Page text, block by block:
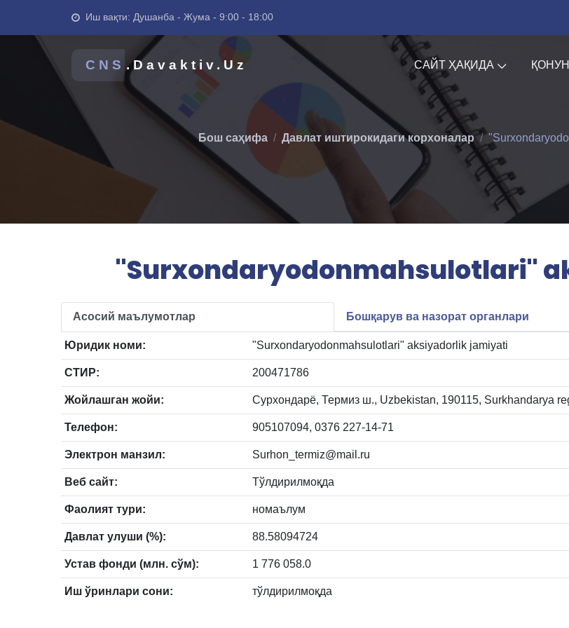
Иш вақти: Душанба - Жума - 9:00 - 18:00
CNS .Davaktiv.Uz САЙТ ҲАҚИДА
Бош саҳифа Давлат иштирокидаги корхоналар
"Surxondaryodonmahsulotlari"
Асосий маълумотлар Бошқарув ва назорат органлари
Юридик номи: "Surxondaryodonmahsulotlari" aksiyadorlik jamiyati
СТИР: 200471786
Жойлашган жойи: Сурхондарё, Термиз ш., Uzbekistan, 190115, Surkhandarya
Телефон: 905107094, 0376 227-14-71
Электрон манзил: Surhon_termiz@mail.ru
Веб сайт: Тўлдирилмоқда
Фаолият тури: номаълум
Давлат улуши (%): 88.58094724
Устав фонди (млн. сўм): 1 776 058.0
Иш ўринлари сони: тўлдирилмоқда